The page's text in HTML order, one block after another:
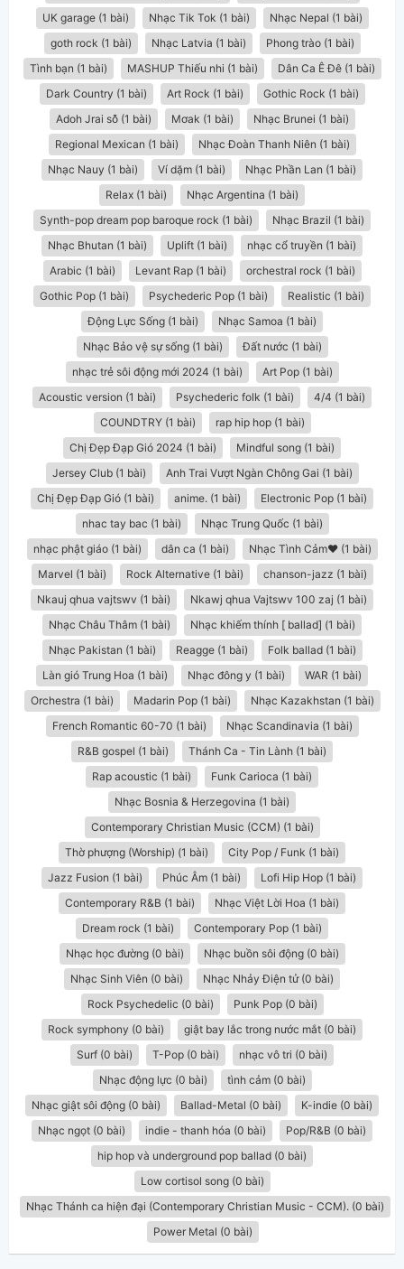
UK garage (1 bài)
Nhạc Tik Tok (1 bài)
Nhạc Nepal (1 bài)
goth rock (1 bài)
Nhạc Latvia (1 bài)
Phong trào (1 bài)
Tình bạn (1 bài)
MASHUP Thiếu nhi (1 bài)
Dân Ca Ê Đê (1 bài)
Dark Country (1 bài)
Art Rock (1 bài)
Gothic Rock (1 bài)
Adoh Jrai sô̆ (1 bài)
Mơak (1 bài)
Nhạc Brunei (1 bài)
Regional Mexican (1 bài)
Nhạc Đoàn Thanh Niên (1 bài)
Nhạc Nauy (1 bài)
Ví dặm (1 bài)
Nhạc Phần Lan (1 bài)
Relax (1 bài)
Nhạc Argentina (1 bài)
Synth-pop dream pop baroque rock (1 bài)
Nhạc Brazil (1 bài)
Nhạc Bhutan (1 bài)
Uplift (1 bài)
nhạc cổ truyền (1 bài)
Arabic (1 bài)
Levant Rap (1 bài)
orchestral rock (1 bài)
Gothic Pop (1 bài)
Psychederic Pop (1 bài)
Realistic (1 bài)
Động Lực Sống (1 bài)
Nhạc Samoa (1 bài)
Nhạc Bảo vệ sự sống (1 bài)
Đất nước (1 bài)
nhạc trẻ sôi động mới 2024 (1 bài)
Art Pop (1 bài)
Acoustic version (1 bài)
Psychederic folk (1 bài)
4/4 (1 bài)
COUNDTRY (1 bài)
rap hip hop (1 bài)
Chị Đẹp Đạp Gió 2024 (1 bài)
Mindful song (1 bài)
Jersey Club (1 bài)
Anh Trai Vượt Ngàn Chông Gai (1 bài)
Chị Đẹp Đạp Gió (1 bài)
anime. (1 bài)
Electronic Pop (1 bài)
nhac tay bac (1 bài)
Nhạc Trung Quốc (1 bài)
nhạc phật giáo (1 bài)
dân ca​ (1 bài)
Nhạc Tình Cảm❤️ (1 bài)
Marvel (1 bài)
Rock Alternative (1 bài)
chanson-jazz (1 bài)
Nkauj qhua vajtswv (1 bài)
Nkawj qhua Vajtswv 100 zaj (1 bài)
Nhạc Châu Thâm (1 bài)
Nhạc khiếm thính [ ballad] (1 bài)
Nhạc Pakistan (1 bài)
Reagge (1 bài)
Folk ballad (1 bài)
Làn gió Trung Hoa (1 bài)
Nhạc đông y (1 bài)
WAR (1 bài)
Orchestra (1 bài)
Madarin Pop (1 bài)
Nhạc Kazakhstan (1 bài)
French Romantic 60-70 (1 bài)
Nhạc Scandinavia (1 bài)
R&B gospel (1 bài)
Thánh Ca - Tin Lành (1 bài)
Rap acoustic (1 bài)
Funk Carioca (1 bài)
Nhạc Bosnia & Herzegovina (1 bài)
Contemporary Christian Music (CCM) (1 bài)
Thờ phượng (Worship) (1 bài)
City Pop / Funk (1 bài)
Jazz Fusion (1 bài)
Phúc Âm (1 bài)
Lofi Hip Hop (1 bài)
Contemporary R&B (1 bài)
Nhạc Việt Lời Hoa (1 bài)
Dream rock (1 bài)
Contemporary Pop (1 bài)
Nhạc học đường (0 bài)
Nhạc buồn sôi động (0 bài)
Nhạc Sinh Viên (0 bài)
Nhạc Nhảy Điện tử (0 bài)
Rock Psychedelic (0 bài)
Punk Pop (0 bài)
Rock symphony (0 bài)
giật bay lắc trong nước mắt (0 bài)
Surf (0 bài)
T-Pop (0 bài)
nhạc vô tri (0 bài)
Nhạc động lực (0 bài)
tình cảm (0 bài)
Nhạc giật sôi động (0 bài)
Ballad-Metal (0 bài)
K-indie (0 bài)
Nhạc ngọt (0 bài)
indie - thanh hóa (0 bài)
Pop/R&B (0 bài)
hip hop và underground pop ballad (0 bài)
Low cortisol song (0 bài)
Nhạc Thánh ca hiện đại (Contemporary Christian Music - CCM). (0 bài)
Power Metal (0 bài)